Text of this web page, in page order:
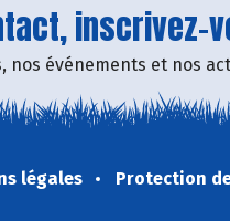
inscrivez-
nos événements et nos
légales Protection